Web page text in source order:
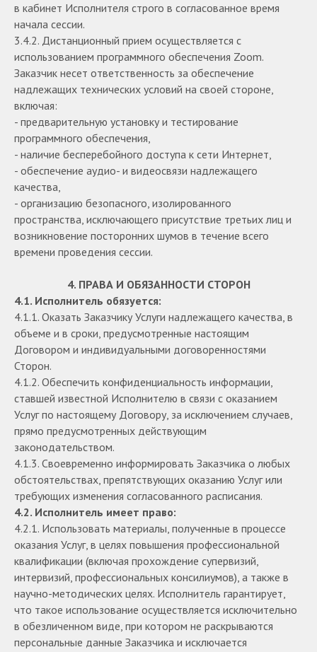
в кабинет Исполнителя строго в согласованное время
начала сессии.
3.4.2. Дистанционный прием осуществляется с
использованием программного обеспечения Zoom.
Заказчик несет ответственность за обеспечение
надлежащих технических условий на своей стороне,
включая:
- предварительную установку и тестирование
программного обеспечения,
- наличие бесперебойного доступа к сети Интернет,
- обеспечение аудио- и видеосвязи надлежащего
качества,
- организацию безопасного, изолированного
пространства, исключающего присутствие третьих лиц и
возникновение посторонних шумов в течение всего
времени проведения сессии.
4. ПРАВА И ОБЯЗАННОСТИ СТОРОН
4.1. Исполнитель обязуется:
4.1.1. Оказать Заказчику Услуги надлежащего качества, в
объеме и в сроки, предусмотренные настоящим
Договором и индивидуальными договоренностями
Сторон.
4.1.2. Обеспечить конфиденциальность информации,
ставшей известной Исполнителю в связи с оказанием
Услуг по настоящему Договору, за исключением случаев,
прямо предусмотренных действующим
законодательством.
4.1.3. Своевременно информировать Заказчика о любых
обстоятельствах, препятствующих оказанию Услуг или
требующих изменения согласованного расписания.
4.2. Исполнитель имеет право:
4.2.1. Использовать материалы, полученные в процессе
оказания Услуг, в целях повышения профессиональной
квалификации (включая прохождение супервизий,
интервизий, профессиональных консилиумов), а также в
научно-методических целях. Исполнитель гарантирует,
что такое использование осуществляется исключительно
в обезличенном виде, при котором не раскрываются
персональные данные Заказчика и исключается